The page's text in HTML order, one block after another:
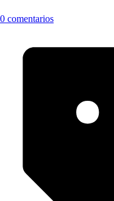
0 comentarios